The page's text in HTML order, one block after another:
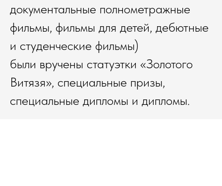
документальные полнометражные
фильмы, фильмы для детей, дебютные
и студенческие фильмы)
были вручены статуэтки «Золотого
Витязя», специальные призы,
специальные дипломы и дипломы.